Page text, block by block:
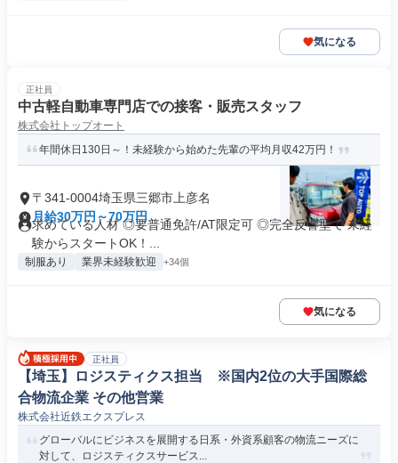
気になる
正社員
中古軽自動車専門店での接客・販売スタッフ
株式会社トップオート
年間休日130日～！未経験から始めた先輩の平均月収42万円！
〒341-0004埼玉県三郷市上彦名
月給30万円～70万円
求めている人材 ◎要普通免許/AT限定可 ◎完全反響型で 未経
験からスタートOK！...
制服あり 業界未経験歓迎 +34個
気になる
正社員
【埼玉】ロジスティクス担当 ※国内2位の大手国際総
合物流企業 その他営業
株式会社近鉄エクスプレス
グローバルにビジネスを展開する日系・外資系顧客の物流ニーズに
対して、ロジスティクスサービス...